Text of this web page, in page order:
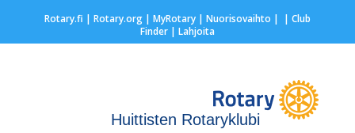
Rotary.fi | Rotary.org| MyRotary | Nuorisovaihto | | Club
Finder| Lahjoita
Huittisten Rotaryklubi